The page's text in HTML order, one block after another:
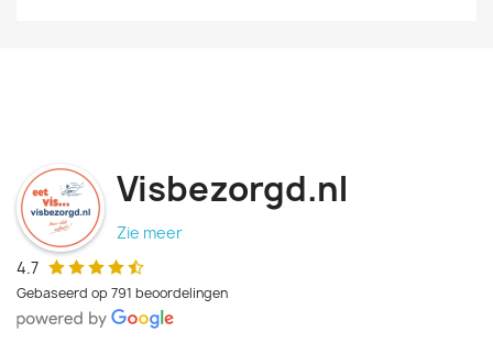
Visbezorgd.nl
Zie meer
4.7
Gebaseerd op 791 beoordelingen